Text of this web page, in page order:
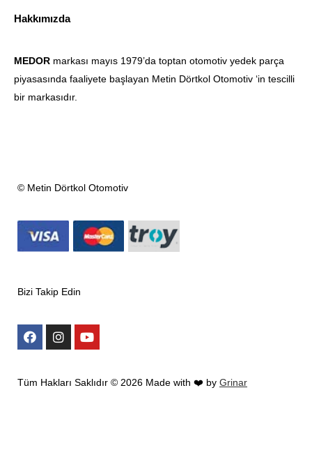
Hakkımızda
MEDOR markası mayıs 1979’da toptan otomotiv yedek parça
piyasasında faaliyete başlayan Metin Dörtkol Otomotiv ‘in tescilli
bir markasıdır.
© Metin Dörtkol Otomotiv
Bizi Takip Edin
Tüm Hakları Saklıdır © 2026 Made with ❤️ by Grinar